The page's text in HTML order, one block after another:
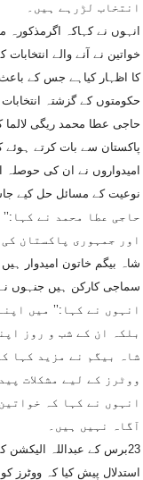
انتخاب لڑرہے ہیں۔
خواتین نے آنے والے
کا اظہار کیاہے جس کے
حکومتوں کے گزشتہ
حاجی عطا محمد ریگی لالما
پاکستان سے بات کرتے
امیدواروں نے ان کی
نوعیت کے مسائل حل کیے
حاجی عطا محمد نے
اور جمہوری پاکستان
شاہ بیگم خاتون امیدوار
سماجی کارکن ہیں جنہوں
انہوں نے کہا:’’ میں
بلکہ ان کے شب و روز
شاہ بیگم نے مزید کہا
ووٹرز کے لیے مشکلات
انہوں نے کہا کہ
آگاہ نہیں ہیں۔
23برس کے عبداللہ
استدلال پیش کیا کہ ووٹرز